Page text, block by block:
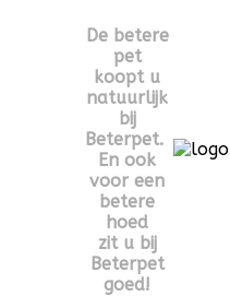
De betere
pet
koopt u
natuurlijk
bij
Beterpet.
En ook
voor een
betere
hoed
zit u bij
Beterpet
goed!